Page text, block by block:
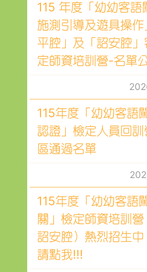
115 年度「幼幼客語
施測引導及遊具操
平腔」及「詔安腔
定師資培訓營-名單
115年度「幼幼客語
認證」檢定人員回
區通過名單
115年度「幼幼客語
關」檢定師資培訓
詔安腔）熱烈招生中
請點我!!!